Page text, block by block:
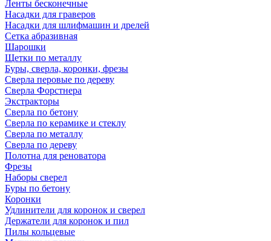
Ленты бесконечные
Насадки для граверов
Насадки для шлифмашин и дрелей
Сетка абразивная
Шарошки
Щетки по металлу
Буры, сверла, коронки, фрезы
Сверла перовые по дереву
Сверла Форстнера
Экстракторы
Сверла по бетону
Сверла по керамике и стеклу
Сверла по металлу
Сверла по дереву
Полотна для реноватора
Фрезы
Наборы сверел
Буры по бетону
Коронки
Удлинители для коронок и сверел
Держатели для коронок и пил
Пилы кольцевые